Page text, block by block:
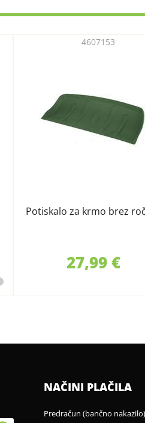
Potiskalo za krmo brez
4607153
27,99 €
NAČINI PLAČILA
Predračun (bančno nakazilo)